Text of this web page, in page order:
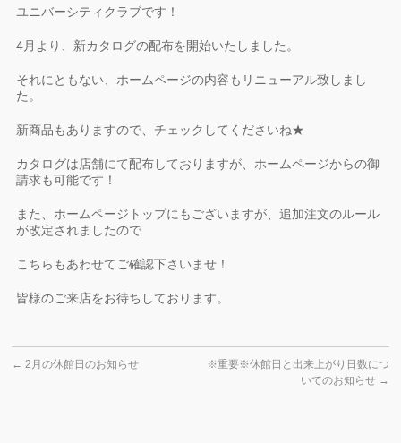
ユニバーシティクラブです！
4月より、新カタログの配布を開始いたしました。
それにともない、ホームページの内容もリニューアル致しまし
た。
新商品もありますので、チェックしてくださいね★
カタログは店舗にて配布しておりますが、ホームページからの御
請求も可能です！
また、ホームページトップにもございますが、追加注文のルール
が改定されましたので
こちらもあわせてご確認下さいませ！
皆様のご来店をお待ちしております。
← 2月の休館日のお知らせ
※重要※休館日と出来上がり日数につ
いてのお知らせ →